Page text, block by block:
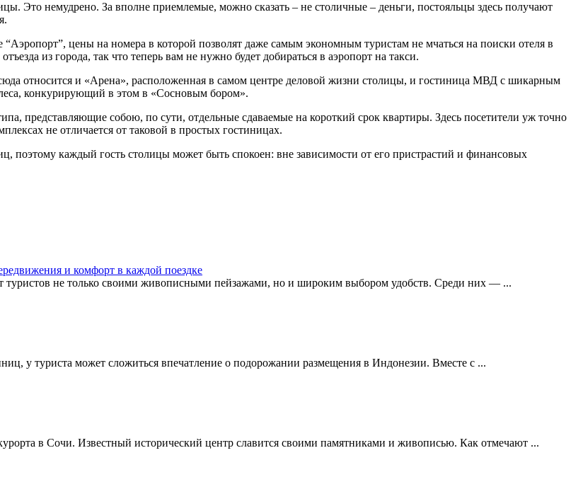
Это немудрено. За вполне приемлемые, можно сказать – не столичные – деньги, постояльцы здесь получают
цены на номера в которой позволят даже самым экономным туристам не мчаться на поиски отеля в
из города, так что теперь вам не нужно будет добираться в аэропорт на такси.
относится и «Арена», расположенная в самом центре деловой жизни столицы, и гостиница МВД с шикарным
конкурирующий в этом в «Сосновым бором».
представляющие собою, по сути, отдельные сдаваемые на короткий срок квартиры. Здесь посетители уж точно
не отличается от таковой в простых гостиницах.
поэтому каждый гость столицы может быть спокоен: вне зависимости от его пристрастий и финансовых
и комфорт в каждой поездке
туристов не только своими живописными пейзажами, но и широким выбором удобств. Среди них — ...
у туриста может сложиться впечатление о подорожании размещения в Индонезии. Вместе с ...
в Сочи. Известный исторический центр славится своими памятниками и живописью. Как отмечают ...